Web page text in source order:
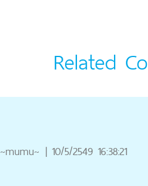
Related
~mumu~ | 10/5/2549 16:38:21